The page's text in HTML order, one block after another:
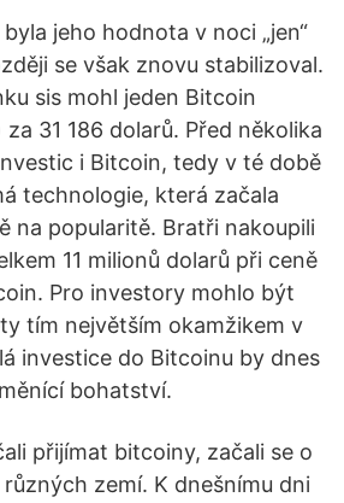
jeho hodnota v noci „jen“
se však znovu stabilizoval.
sis mohl jeden Bitcoin
31 186 dolarů. Před několika
i Bitcoin, tedy v té době
technologie, která začala
na popularitě. Bratři nakoupili
11 milionů dolarů při ceně
Pro investory mohlo být
tím největším okamžikem v
investice do Bitcoinu by dnes
bohatství.
přijímat bitcoiny, začali se o
zemí. K dnešnímu dni